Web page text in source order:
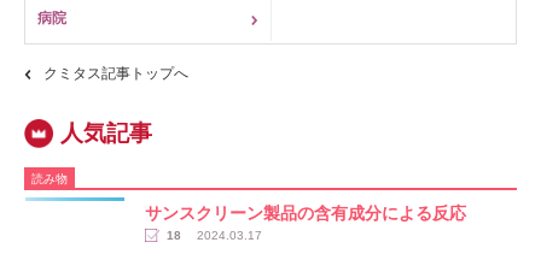
病院
クミタス記事トップへ
読み物
サンスクリーン製品の含有成分による反応
18 2024.03.17